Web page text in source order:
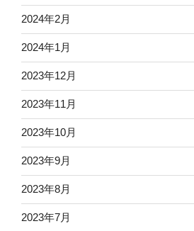
2024年2月
2024年1月
2023年12月
2023年11月
2023年10月
2023年9月
2023年8月
2023年7月